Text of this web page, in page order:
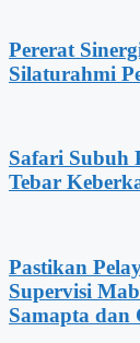
Pererat
Silaturahmi
Safari Subuh
Tebar
Pastikan
Supervisi
Samapta dan